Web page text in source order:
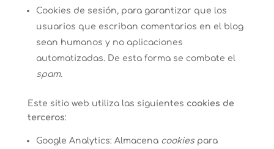
Cookies de sesión, para garantizar que los
usuarios que escriban comentarios en el blog
sean humanos y no aplicaciones
automatizadas. De esta forma se combate el
spam.
Este sitio web utiliza las siguientes cookies de
terceros:
Google Analytics: Almacena cookiespara